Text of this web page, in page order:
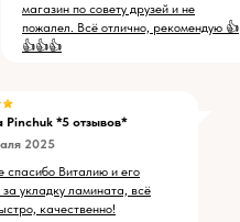
Pinchuk *5 отзывов*
2025
спасибо Виталию и его
за укладку ламината, всё
качественно!
магазин по совету друзей и не
пожалел. Всё отлично, рекомендую 👍
👍👍👍